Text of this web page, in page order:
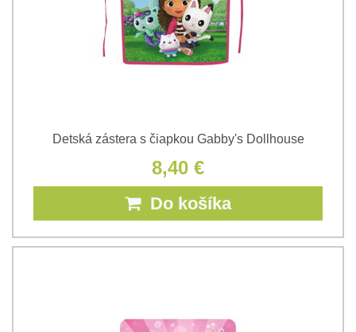
Detská zástera s čiapkou Gabby's Dollhouse
8,40 €
Do košíka